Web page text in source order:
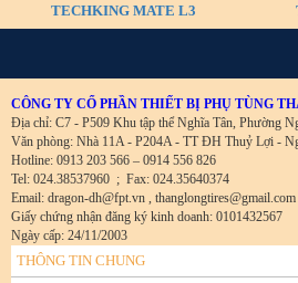
TECHKING MATE L3
CÔNG TY CỔ PHẦN THIẾT BỊ PHỤ TÙNG
Địa chỉ: C7 - P509 Khu tập thể Nghĩa Tân, Phường
Văn phòng: Nhà 11A - P204A - TT ĐH Thuỷ Lợi -
Hotline: 0913 203 566 – 0914 556 826
Tel: 024.38537960 ; Fax: 024.35640374
Email: dragon-dh@fpt.vn , thanglongtires@gmail.com
Giấy chứng nhận đăng ký kinh doanh: 0101432567
Ngày cấp: 24/11/2003
THÔNG TIN CHUNG